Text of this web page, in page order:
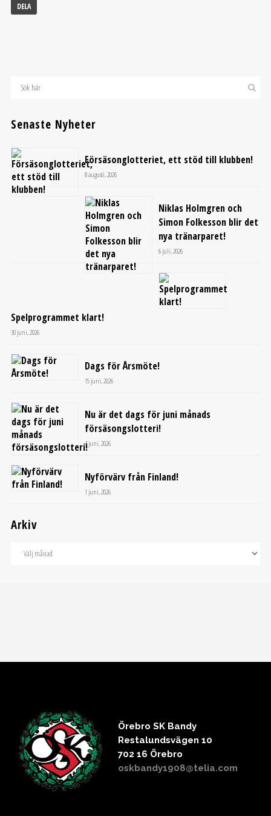
DELA
Senaste Nyheter
Försäsonglotteriet, ett stöd till klubben!
8 augusti, 2026
Niklas Holmgren och
Simon Folkesson blir det
nya tränarparet!
6 juli, 2026
Spelprogrammet klart!
30 juni, 2026
Dags för Årsmöte!
15 juni, 2026
Nu är det dags för juni månads
försäsongslotteri!
4 juni, 2026
Nyförvärv från Finland!
1 juni, 2026
Arkiv
Örebro SK Bandy
Restalundsvägen 10
702 16 Örebro
oskbandy1908@telia.com